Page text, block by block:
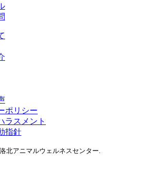
ポリシー
ラスメント
指針
北アニマルウェルネスセンター.